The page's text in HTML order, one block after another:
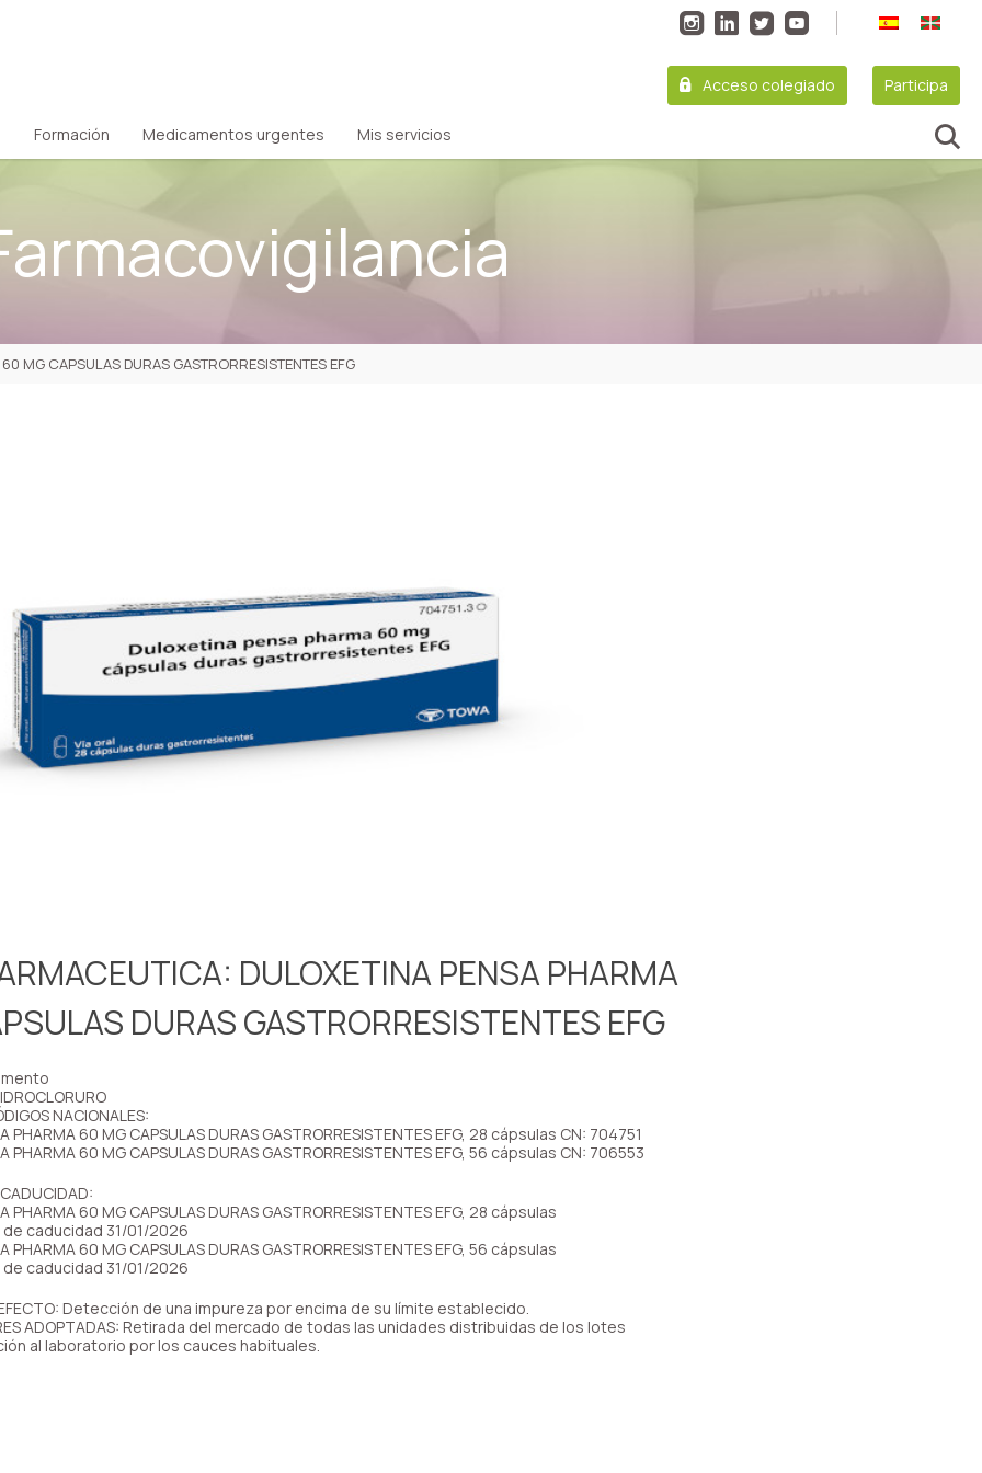
Acceso colegiado Participa
Formación Medicamentos urgentes Mis servicios
MG CAPSULAS DURAS GASTRORRESISTENTES EFG
DULOXETINA PENSA PHARMA
DURAS GASTRORRESISTENTES EFG
NACIONALES:
PHARMA 60 MG CAPSULAS DURAS GASTRORRESISTENTES EFG, 28 cápsulas CN: 704751
PHARMA 60 MG CAPSULAS DURAS GASTRORRESISTENTES EFG, 56 cápsulas CN: 706553
PHARMA 60 MG CAPSULAS DURAS GASTRORRESISTENTES EFG, 28 cápsulas
caducidad 31/01/2026
PHARMA 60 MG CAPSULAS DURAS GASTRORRESISTENTES EFG, 56 cápsulas
caducidad 31/01/2026
Detección de una impureza por encima de su límite establecido.
ADOPTADAS: Retirada del mercado de todas las unidades distribuidas de los lotes
al laboratorio por los cauces habituales.